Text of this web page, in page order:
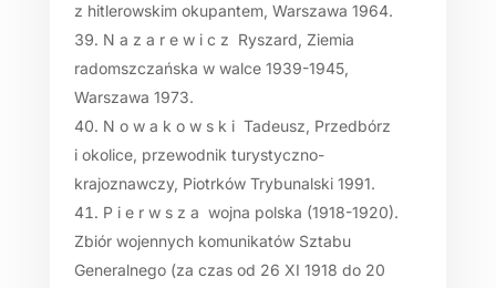
z hitlerowskim okupantem, Warszawa 1964.
N a z a r e w i c z Ryszard, Ziemia
radomszczańska w walce 1939-1945,
Warszawa 1973.
N o w a k o w s k i Tadeusz, Przedbórz
i okolice, przewodnik turystyczno-
krajoznawczy, Piotrków Trybunalski 1991.
P i e r w s z a wojna polska (1918-1920).
Zbiór wojennych komunikatów Sztabu
Generalnego (za czas od 26 XI 1918 do 20